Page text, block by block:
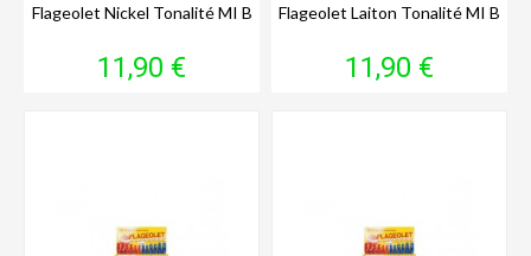
Flageolet Nickel Tonalité MI B
Prix
11,90 €
Flageolet Laiton Tonalité MI B
Prix
11,90 €